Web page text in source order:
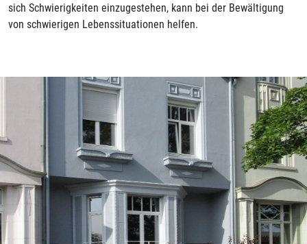
sich Schwierigkeiten einzugestehen, kann bei der Bewältigung
von schwierigen Lebenssituationen helfen.